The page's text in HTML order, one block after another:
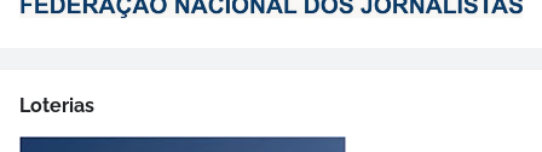
Loterias